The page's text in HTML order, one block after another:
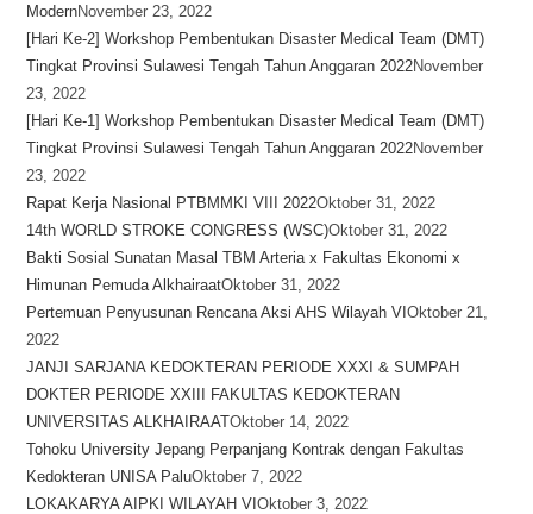
ModernNovember 23, 2022
[Hari Ke-2] Workshop Pembentukan Disaster Medical Team (DMT)
Tingkat Provinsi Sulawesi Tengah Tahun Anggaran 2022November
23, 2022
[Hari Ke-1] Workshop Pembentukan Disaster Medical Team (DMT)
Tingkat Provinsi Sulawesi Tengah Tahun Anggaran 2022November
23, 2022
Rapat Kerja Nasional PTBMMKI VIII 2022Oktober 31, 2022
14th WORLD STROKE CONGRESS (WSC)Oktober 31, 2022
Bakti Sosial Sunatan Masal TBM Arteria x Fakultas Ekonomi x
Himunan Pemuda AlkhairaatOktober 31, 2022
Pertemuan Penyusunan Rencana Aksi AHS Wilayah VIOktober 21,
2022
JANJI SARJANA KEDOKTERAN PERIODE XXXI & SUMPAH
DOKTER PERIODE XXIII FAKULTAS KEDOKTERAN
UNIVERSITAS ALKHAIRAATOktober 14, 2022
Tohoku University Jepang Perpanjang Kontrak dengan Fakultas
Kedokteran UNISA PaluOktober 7, 2022
LOKAKARYA AIPKI WILAYAH VIOktober 3, 2022